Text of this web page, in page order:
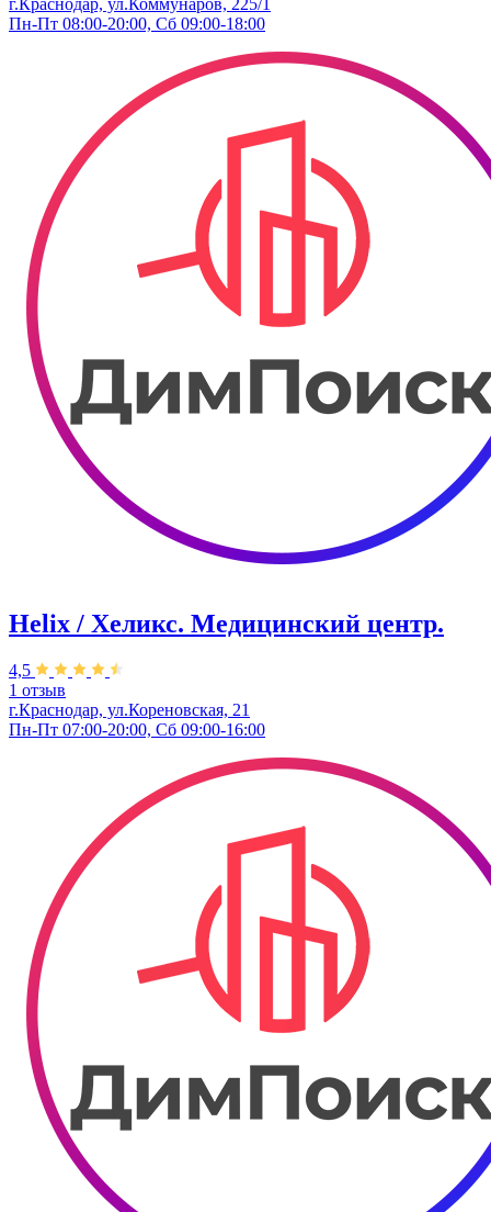
г.Краснодар, ул.Коммунаров, 225/1
Пн-Пт 08:00-20:00, Сб 09:00-18:00
Helix / Хеликс. Медицинский центр.
4,5
1 отзыв
г.Краснодар, ул.Кореновская, 21
Пн-Пт 07:00-20:00, Сб 09:00-16:00